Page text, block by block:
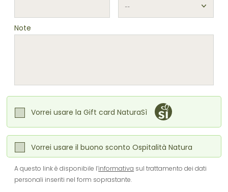
Note
Vorrei usare la Gift card NaturaSì
Vorrei usare il buono sconto Ospitalità Natura
A questo link è disponibile l’informativa sul trattamento dei dati
personali inseriti nel form soprastante.